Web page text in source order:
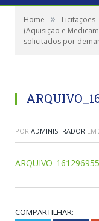
Home » Licitações
(Aquisição e
solicitados por
POR ADMINISTRADOR EM
COMPARTILHAR: